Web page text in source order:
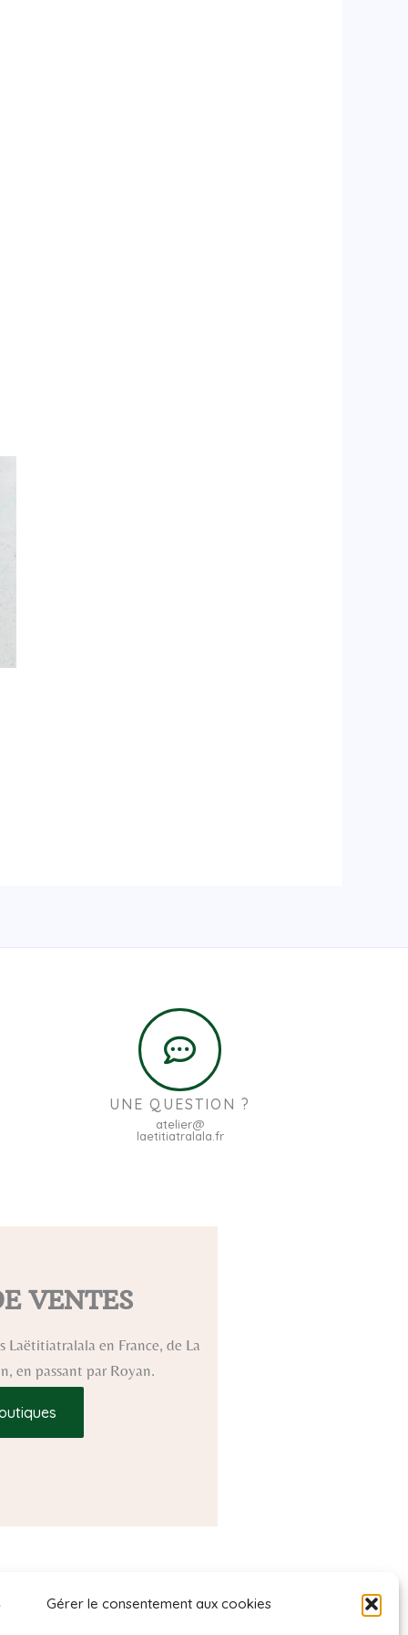
Gérer le consentement aux cookies
UNE QUESTION ?
atelier@
laetitiatralala.fr
VENTES
Laëtitiatralala en France, de La
en passant par Royan.